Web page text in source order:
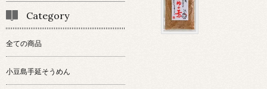
Category
全ての商品
小豆島手延そうめん